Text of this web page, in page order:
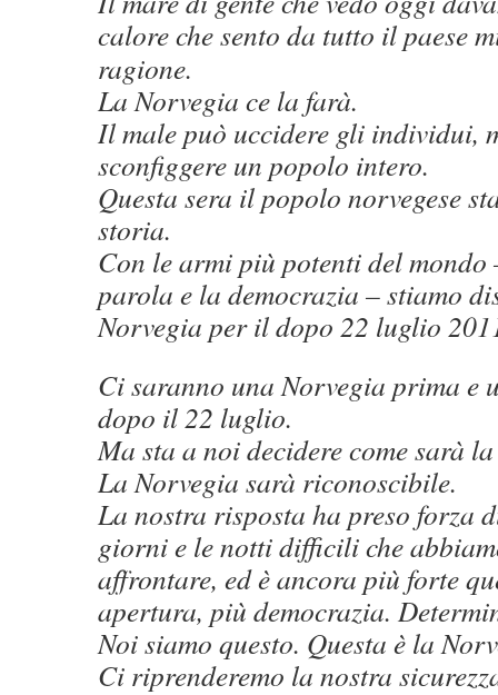
caloreche sento da tutto il paese
ragione.
La Norvegia ce la farà.
Il male può uccidere gli individui,
sconfiggere un popolo intero.
Questa sera il popolo norvegese
storia.
Con le armi più potenti del
parola e la democrazia – stiamo
Norvegia per il dopo 22 luglio
Ci saranno una Norvegia prima e
dopo il 22 luglio.
Ma sta a noi decidere come sarà
La Norvegia sarà riconoscibile.
La nostra risposta ha preso forza
giorni e le notti difficili che
affrontare, ed è ancora più forte
apertura, più democrazia.
Noi siamo questo. Questa è la
Ci riprenderemo la nostra